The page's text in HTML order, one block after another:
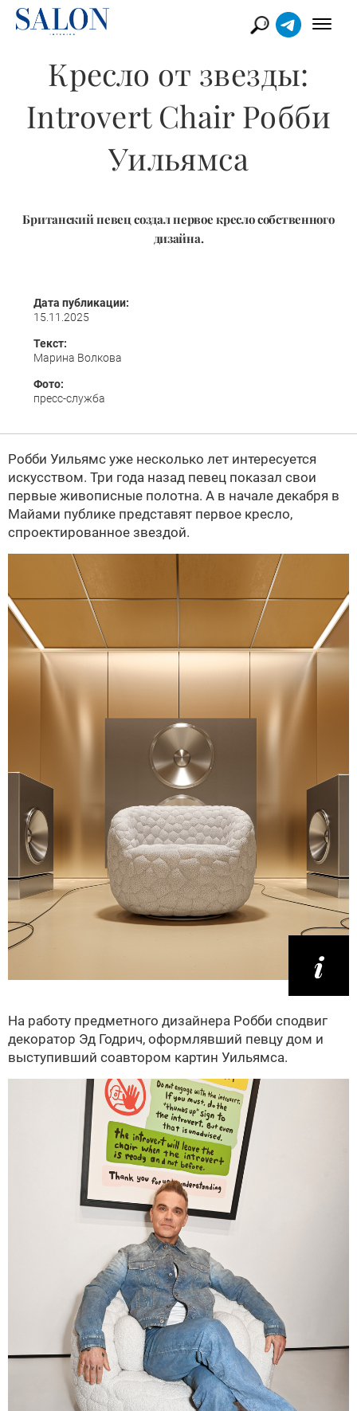
Кресло от звезды:
Introvert Chair Робби
Уильямса
Британский певец создал первое кресло собственного
дизайна.
Дата публикации:
15.11.2025
Текст:
Марина Волкова
Фото:
пресс-служба
Робби Уильямс уже несколько лет интересуется
искусством. Три года назад певец показал свои
первые живописные полотна. А в начале декабря в
Майами публике представят первое кресло,
спроектированное звездой.
На работу предметного дизайнера Робби сподвиг
декоратор Эд Годрич, оформлявший певцу дом и
выступивший соавтором картин Уильямса.